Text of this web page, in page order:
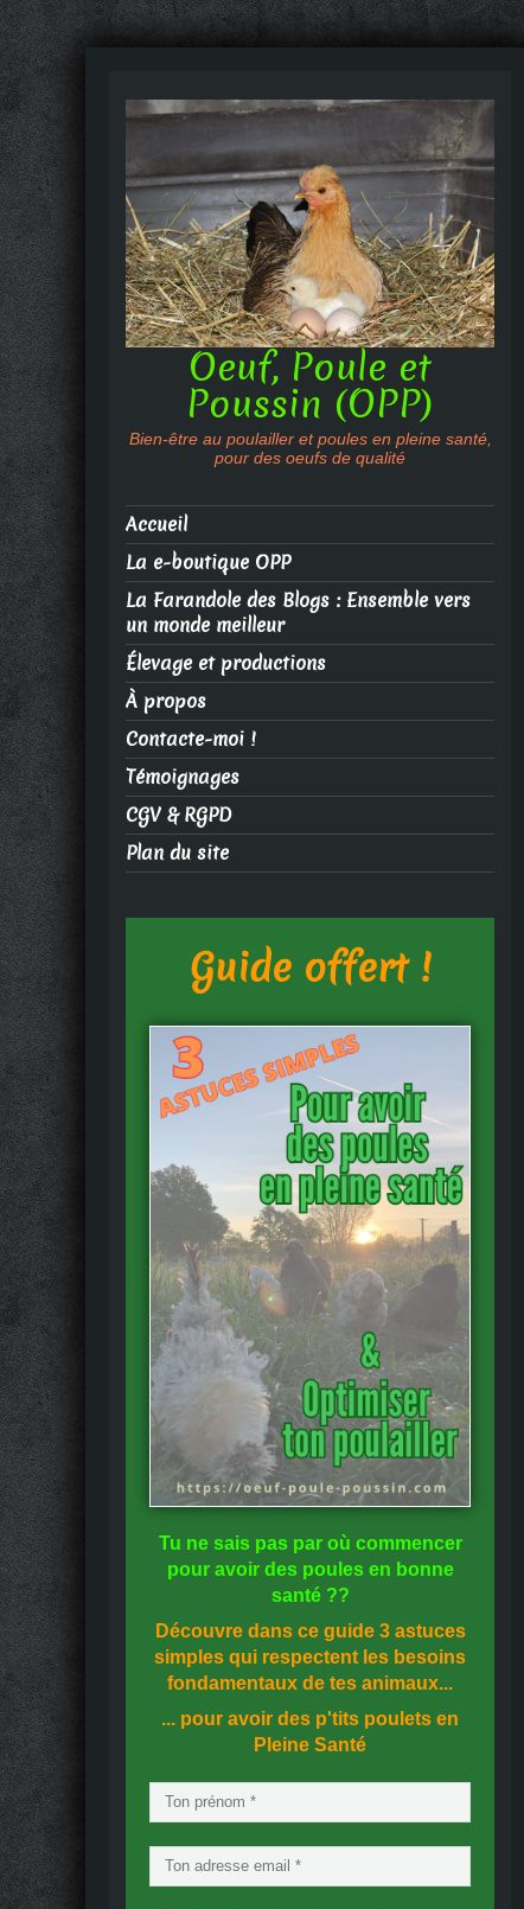
Oeuf, Poule et
Poussin (OPP)
Bien-être au poulailler et poules en pleine santé,
pour des oeufs de qualité
Accueil
La e-boutique OPP
La Farandole des Blogs : Ensemble vers
un monde meilleur
Élevage et productions
À propos
Contacte-moi !
Témoignages
CGV & RGPD
Plan du site
Guide offert !
Tu ne sais pas par où commencer
pour avoir des poules en bonne
santé??
Découvre dans ce guide 3 astuces
simples qui respectent les besoins
fondamentaux de tes animaux...
... pour avoir des p'tits poulets en
Pleine Santé